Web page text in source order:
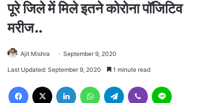
पूरे जिले में मिले इतने कोरोना पॉजिटिव
मरीज..
Ajit Mishra September 9, 2020
Last Updated: September 9, 2020 1 minute read
Facebook LinkedIn WhatsAppTelegram Viber